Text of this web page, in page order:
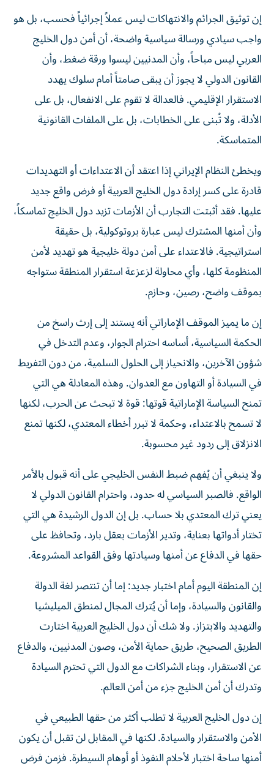
إن توثيق الجرائم والانتهاكات ليس عملاً إجرائياً فحسب، بل هو
واجب سيادي ورسالة سياسية واضحة، أن أمن دول الخليج
العربي ليس مباحاً، وأن المدنيين ليسوا ورقة ضغط، وأن
القانون الدولي لا يجوز أن يبقى صامتاً أمام سلوك يهدد
الاستقرار الإقليمي. فالعدالة لا تقوم على الانفعال، بل على
الأدلة، ولا تُبنى على الخطابات، بل على الملفات القانونية
المتماسكة.
ويخطئ النظام الإيراني إذا اعتقد أن الاعتداءات أو التهديدات
قادرة على كسر إرادة دول الخليج العربية أو فرض واقع جديد
عليها. فقد أثبتت التجارب أن الأزمات تزيد دول الخليج تماسكاً،
وأن أمنها المشترك ليس عبارة بروتوكولية، بل حقيقة
استراتيجية. فالاعتداء على أمن دولة خليجية هو تهديد لأمن
المنظومة كلها، وأي محاولة لزعزعة استقرار المنطقة ستواجه
بموقف واضح، رصين، وحازم.
إن ما يميز الموقف الإماراتي أنه يستند إلى إرث راسخ من
الحكمة السياسية، أساسه احترام الجوار، وعدم التدخل في
شؤون الآخرين، والانحياز إلى الحلول السلمية، من دون التفريط
في السيادة أو التهاون مع العدوان. وهذه المعادلة هي التي
تمنح السياسة الإماراتية قوتها: قوة لا تبحث عن الحرب، لكنها
لا تسمح بالاعتداء، وحكمة لا تبرر أخطاء المعتدي، لكنها تمنع
الانزلاق إلى ردود غير محسوبة.
ولا ينبغي أن يُفهم ضبط النفس الخليجي على أنه قبول بالأمر
الواقع. فالصبر السياسي له حدود، واحترام القانون الدولي لا
يعني ترك المعتدي بلا حساب. بل إن الدول الرشيدة هي التي
تختار أدواتها بعناية، وتدير الأزمات بعقل بارد، وتحافظ على
حقها في الدفاع عن أمنها وسيادتها وفق القواعد المشروعة.
إن المنطقة اليوم أمام اختبار جديد: إما أن تنتصر لغة الدولة
والقانون والسيادة، وإما أن يُترك المجال لمنطق الميليشيا
والتهديد والابتزاز. ولا شك أن دول الخليج العربية اختارت
الطريق الصحيح، طريق حماية الأمن، وصون المدنيين، والدفاع
عن الاستقرار، وبناء الشراكات مع الدول التي تحترم السيادة
وتدرك أن أمن الخليج جزء من أمن العالم.
إن دول الخليج العربية لا تطلب أكثر من حقها الطبيعي في
الأمن والاستقرار والسيادة. لكنها في المقابل لن تقبل أن يكون
أمنها ساحة اختبار لأحلام النفوذ أو أوهام السيطرة. فزمن فرض